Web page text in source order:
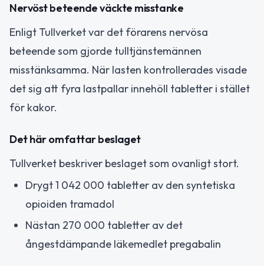
Nervöst beteende väckte misstanke
Enligt Tullverket var det förarens nervösa
beteende som gjorde tulltjänstemännen
misstänksamma. När lasten kontrollerades visade
det sig att fyra lastpallar innehöll tabletter i stället
för kakor.
Det här omfattar beslaget
Tullverket beskriver beslaget som ovanligt stort.
Drygt 1 042 000 tabletter av den syntetiska
opioiden tramadol
Nästan 270 000 tabletter av det
ångestdämpande läkemedlet pregabalin